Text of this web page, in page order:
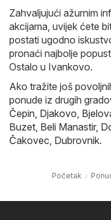
Zahvaljujući ažurnim
akcijama, uvijek ćete
postati ugodno
pronaći najbolje
Ostalo u Ivankovo.
Ako tražite još
ponude iz drugih
Čepin Djakovo
Buzet Beli Manastir,
Čakovec Dubrovnik.
Početak